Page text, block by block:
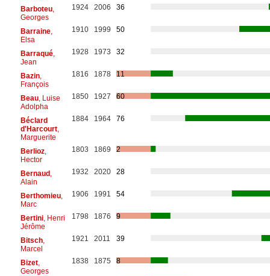
Barboteu,
Georges
1924 2006 36
Barraine,
Elsa
1910 1999 50
Barraqué,
Jean
1928 1973 32
Bazin,
François
1816 1878 11
Beau, Luise
Adolpha
1850 1927 60
Béclard
d'Harcourt,
Marguerite
1884 1964 76
Berlioz,
Hector
1803 1869 2
Bernaud,
Alain
1932 2020 28
Berthomieu,
Marc
1906 1991 54
Bertini, Henri
Jérôme
1798 1876 9
Bitsch,
Marcel
1921 2011 39
Bizet,
Georges
1838 1875 8